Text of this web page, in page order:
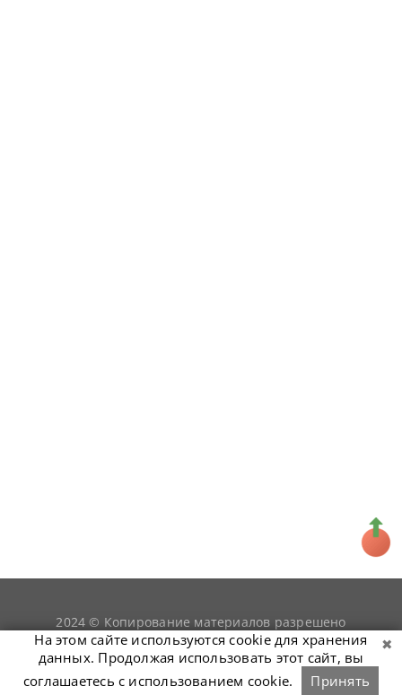
2024 © Копирование материалов разрешено
только при условии гиперссылки наsnookerist.ru
На этом сайте используются cookie для хранения
данных. Продолжая использовать этот сайт, вы
соглашаетесь с использованием cookie.
Принять